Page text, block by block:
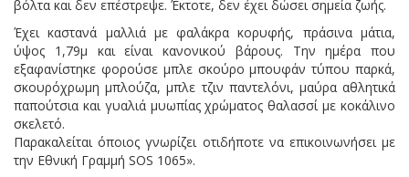
βόλτα και δεν επέστρεψε. Έκτοτε, δεν έχει δώσει σημεία ζωής.
Έχει καστανά μαλλιά με φαλάκρα κορυφής, πράσινα μάτια,
ύψος 1,79μ και είναι κανονικού βάρους. Την ημέρα που
εξαφανίστηκε φορούσε μπλε σκούρο μπουφάν τύπου παρκά,
σκουρόχρωμη μπλούζα, μπλε τζιν παντελόνι, μαύρα αθλητικά
παπούτσια και γυαλιά μυωπίας χρώματος θαλασσί με κοκάλινο
σκελετό.
Παρακαλείται όποιος γνωρίζει οτιδήποτε να επικοινωνήσει με
την Εθνική Γραμμή SOS 1065».